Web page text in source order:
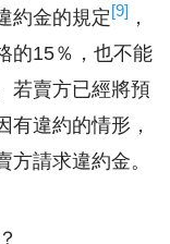
約金的規定[9] ，
的15％，也不能
若賣方已經將預
有違約的情形，
方請求違約金。